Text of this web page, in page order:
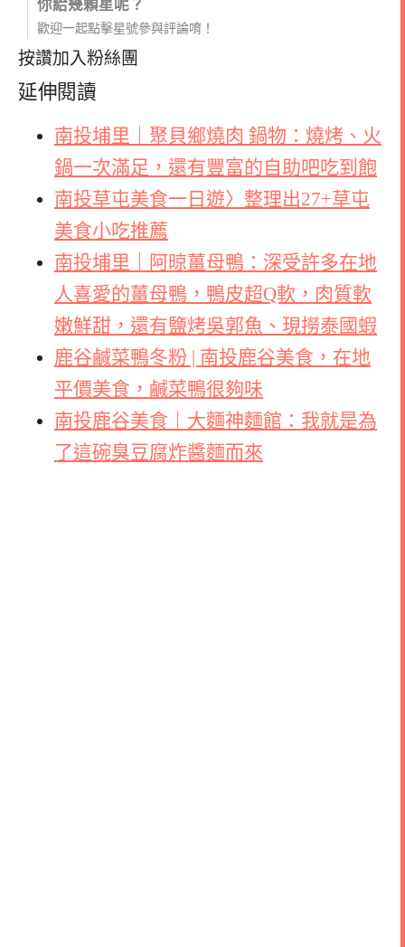
你給幾顆星呢？
歡迎一起點擊星號參與評論唷！
按讚加入粉絲團
延伸閱讀
南投埔里｜聚貝鄉燒肉 鍋物：燒烤、火
鍋一次滿足，還有豐富的自助吧吃到飽
南投草屯美食一日遊〉整理出27+草屯
美食小吃推薦
南投埔里｜阿晾薑母鴨：深受許多在地
人喜愛的薑母鴨，鴨皮超Q軟，肉質軟
嫩鮮甜，還有鹽烤吳郭魚、現撈泰國蝦
鹿谷鹹菜鴨冬粉 | 南投鹿谷美食，在地
平價美食，鹹菜鴨很夠味
南投鹿谷美食｜大麵神麵館：我就是為
了這碗臭豆腐炸醬麵而來